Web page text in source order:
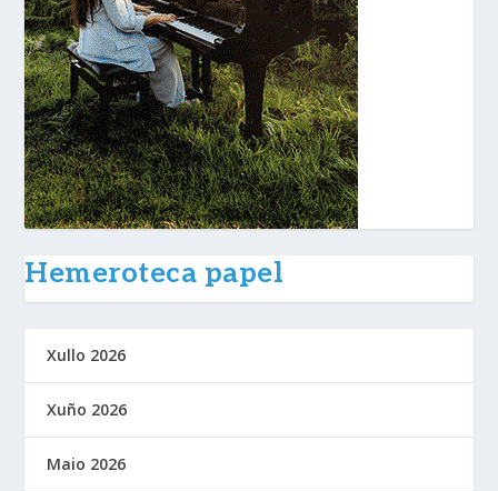
Hemeroteca papel
Xullo 2026
Xuño 2026
Maio 2026